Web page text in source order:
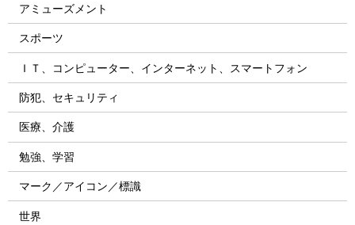
アミューズメント
スポーツ
ＩＴ、コンピューター、インターネット、スマートフォン
防犯、セキュリティ
医療、介護
勉強、学習
マーク／アイコン／標識
世界